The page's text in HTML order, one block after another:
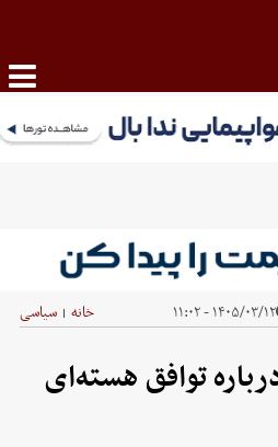
۱۴۰۵/۰۳/۱۲ - ۱۱:۰۲ خانه | سیاسی
توافق هسته‌ای